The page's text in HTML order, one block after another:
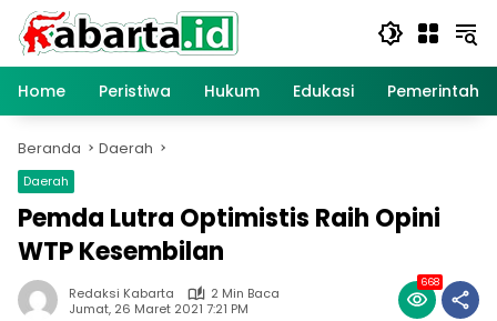
Langsung
konten
Home
Peristiwa Hukum Edukasi
Beranda Daerah
Daerah
Pemda Lutra Optimistis Raih Opini
WTP Kesembilan
Redaksi Kabarta
2 Min Baca
Jumat, 26 Maret 2021 7:21 PM
668